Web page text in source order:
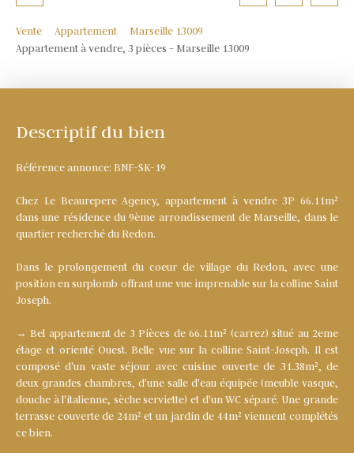
Vente Appartement
Marseille 13009
Appartement à vendre, 3 pièces - Marseille 13009
Descriptif du bien
Référence annonce: BNF-SK-19
Chez Le Beaurepere Agency, appartement à vendre 3P 66.11m²
dans une résidence du 9ème arrondissement de Marseille, dans le
quartier recherché du Redon.
Dans le prolongement du coeur de village du Redon, avec une
position en surplomb offrant une vue imprenable sur la colline Saint
Joseph.
→ Bel appartement de 3 Pièces de 66.11m² (carrez) situé au 2eme
étage et orienté Ouest. Belle vue sur la colline Saint-Joseph. Il est
composé d'un vaste séjour avec cuisine ouverte de 31.38m², de
deux grandes chambres, d'une salle d'eau équipée (meuble vasque,
douche à l'italienne, sèche serviette) et d'un WC séparé. Une grande
terrasse couverte de 24m² et un jardin de 44m² viennent complétés
ce bien.